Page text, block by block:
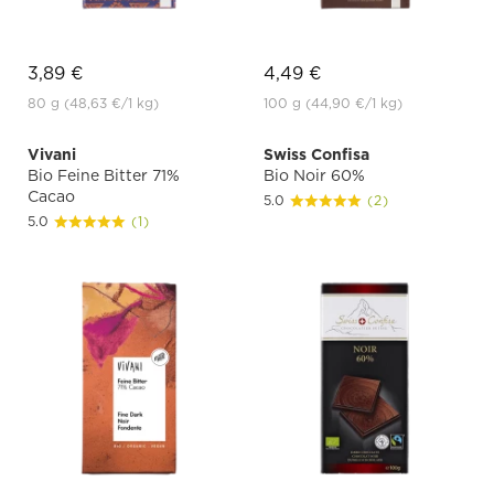
3,89 €
80 g (48,63 €/1 kg)
4,49 €
100 g (44,90 €/1 kg)
Vivani
Bio Feine Bitter 71%
Cacao
5.0 (1)
Swiss Confisa
Bio Noir 60%
5.0 (2)